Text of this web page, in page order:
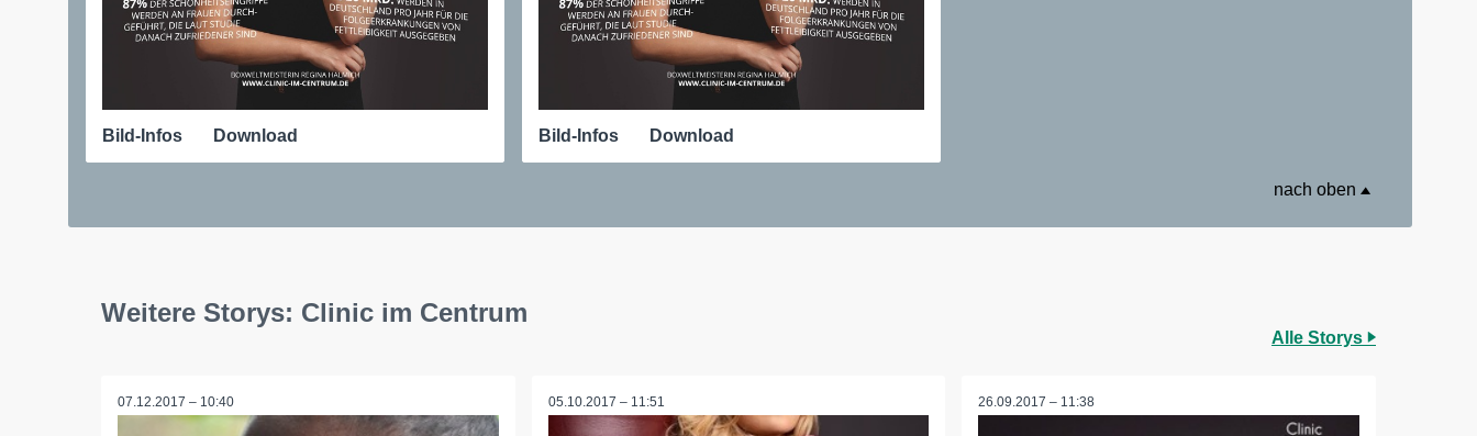
Bild-Infos Download Bild-Infos Download
nach oben
Weitere Storys: Clinic im Centrum
Alle Storys
07.12.2017 – 10:40 05.10.2017 – 11:51 26.09.2017 – 11:38